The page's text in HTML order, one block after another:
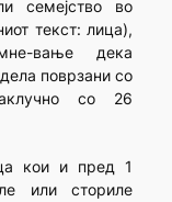
семејство во
текст: лица),
вање дека
поврзани со
со 26
кои и пред 1
или сториле